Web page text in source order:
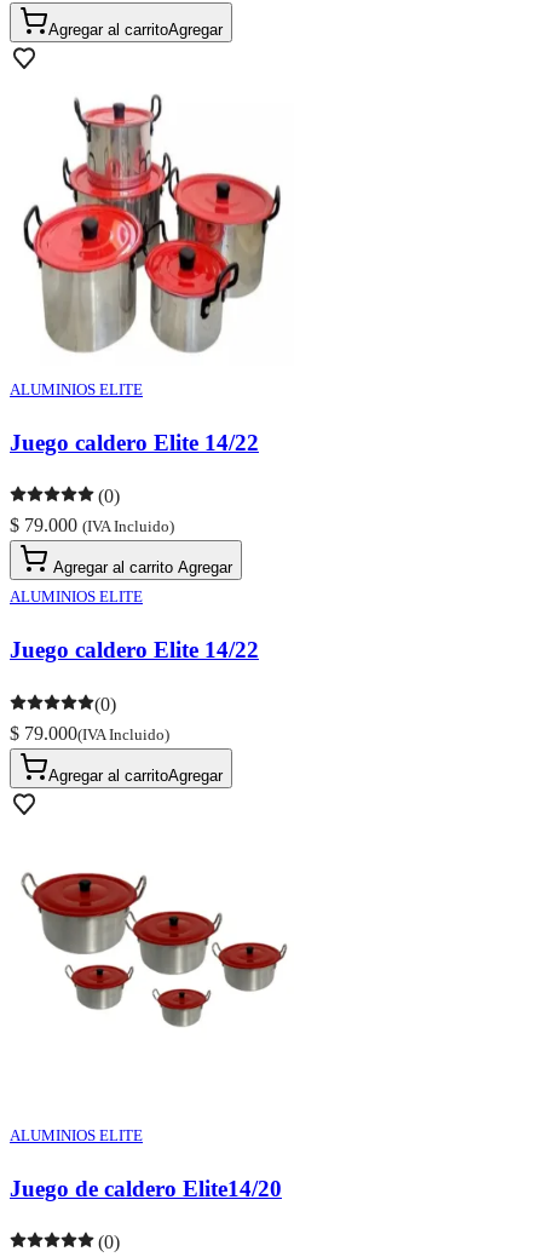
Agregar al carritoAgregar
ALUMINIOS ELITE
Juego caldero Elite 14/22
(0)
$ 79.000 (IVA Incluido)
Agregar al carrito Agregar
ALUMINIOS ELITE
Juego caldero Elite 14/22
(0)
$ 79.000(IVA Incluido)
Agregar al carritoAgregar
ALUMINIOS ELITE
Juego de caldero Elite14/20
(0)